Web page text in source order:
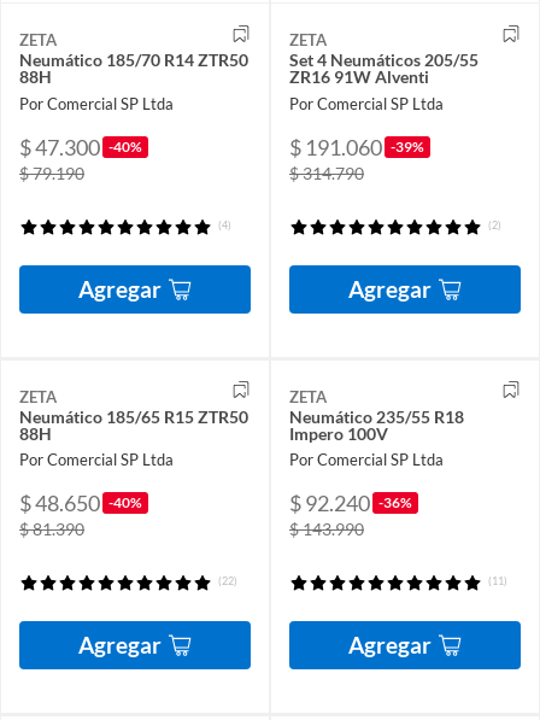
ZETA
Neumático 185/70 R14 ZTR50
88H
Por Comercial SP Ltda
$ 47.300 -40%
$ 79.190
(4)
Agregar
ZETA
Set 4 Neumáticos 205/55
ZR16 91W Alventi
Por Comercial SP Ltda
$ 191.060 -39%
$ 314.790
(2)
Agregar
ZETA
Neumático 185/65 R15 ZTR50
88H
Por Comercial SP Ltda
$ 48.650 -40%
$ 81.390
(22)
Agregar
ZETA
Neumático 235/55 R18
Impero 100V
Por Comercial SP Ltda
$ 92.240 -36%
$ 143.990
(11)
Agregar